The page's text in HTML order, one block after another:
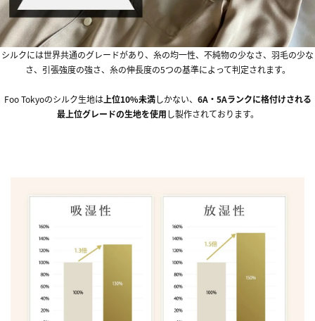
シルクには世界共通のグレードがあり、糸の均一性、不純物の少なさ、羽毛の少な
さ、引張強度の強さ、糸の伸長度の5つの基準によって判定されます。
Foo Tokyoのシルク生地は上位10%未満しかない、 6A・5Aランクに格付けされる
最上位グレードの生地を使用し製作されております。